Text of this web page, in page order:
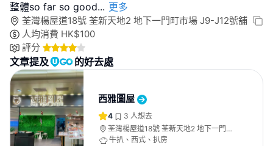
整體so far so good... 更多
荃灣楊屋道18號 荃新天地2 地下一門町市場 J9-J12號舖
人均消費 HK$100
評分
文章提及 的好去處
西雅圖屋
4 3 人想去
荃灣楊屋道18號 荃新天地2 地下一門町
市場 J9-J12號舖
牛扒、西式、扒房